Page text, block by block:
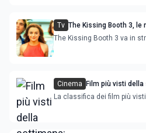
Tv The Kissing Booth 3, le
The Kissing Booth 3 va in
Cinema
Film più visti della
è la novità
La classifica dei film più